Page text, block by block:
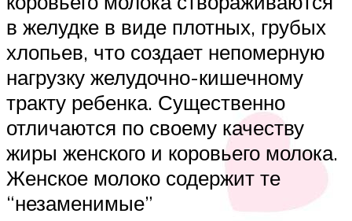
в желудке в виде плотных, грубых
хлопьев, что создает непомерную
нагрузку желудочно-кишечному
тракту ребенка. Существенно
отличаются по своему качеству
жиры женского и коровьего молока.
Женское молоко содержит те
“незаменимые”